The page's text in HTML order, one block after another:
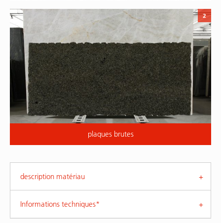
plaques brutes
2
description matériau
Informations techniques*